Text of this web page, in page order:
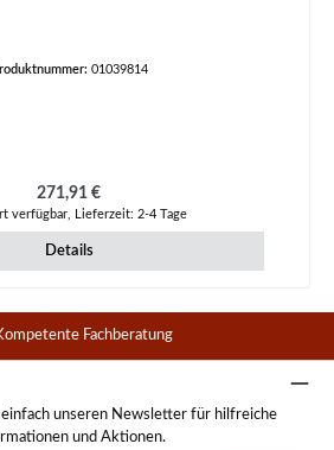
01039814
Regulärer Preis:
271,91 €
verfügbar, Lieferzeit: 2-4 Tage
Details
Fachberatung
unseren Newsletter für hilfreiche
und Aktionen.